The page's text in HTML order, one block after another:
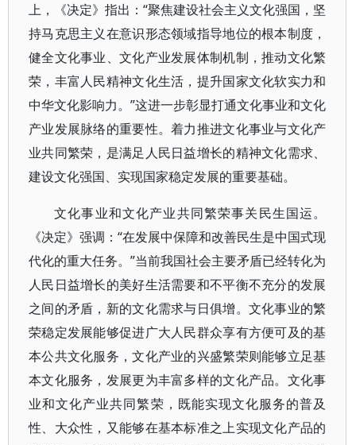
上，《决定》指出：“聚焦建设社会主义文化强国，坚
持马克思主义在意识形态领域指导地位的根本制度，
健全文化事业、文化产业发展体制机制，推动文化繁
荣，丰富人民精神文化生活，提升国家文化软实力和
中华文化影响力。”这进一步彰显打通文化事业和文化
产业发展脉络的重要性。着力推进文化事业与文化产
业共同繁荣，是满足人民日益增长的精神文化需求、
建设文化强国、实现国家稳定发展的重要基础。
文化事业和文化产业共同繁荣事关民生国运。
《决定》强调：“在发展中保障和改善民生是中国式现
代化的重大任务。”当前我国社会主要矛盾已经转化为
人民日益增长的美好生活需要和不平衡不充分的发展
之间的矛盾，新的文化需求与日俱增。文化事业的繁
荣稳定发展能够促进广大人民群众享有方便可及的基
本公共文化服务，文化产业的兴盛繁荣则能够立足基
本文化服务，发展更为丰富多样的文化产品。文化事
业和文化产业共同繁荣，既能实现文化服务的普及
性、大众性，又能够在基本标准之上实现文化产品的